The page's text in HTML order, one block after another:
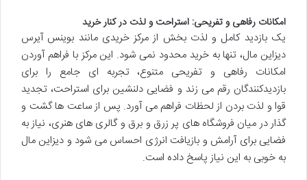
امکانات رفاهی و تفریحی: استراحت و لذت در کنار خرید
یک بازدید کامل و لذت بخش از مرکز خریدی مانند بوینس آیرس
دیزاین مال، تنها به خرید محدود نمی شود. این مرکز با فراهم آوردن
امکانات رفاهی و تفریحی متنوع، تجربه ای جامع را برای
بازدیدکنندگان رقم می زند و فضایی دلنشین برای استراحت، تجدید
قوا و لذت بردن از لحظات فراهم می آورد. پس از ساعت ها گشت و
گذار در میان فروشگاه های پر زرق و برق و گالری های هنری، نیاز به
فضایی برای آرامش و بازیافت انرژی احساس می شود و دیزاین مال
به خوبی به این نیاز پاسخ داده است.